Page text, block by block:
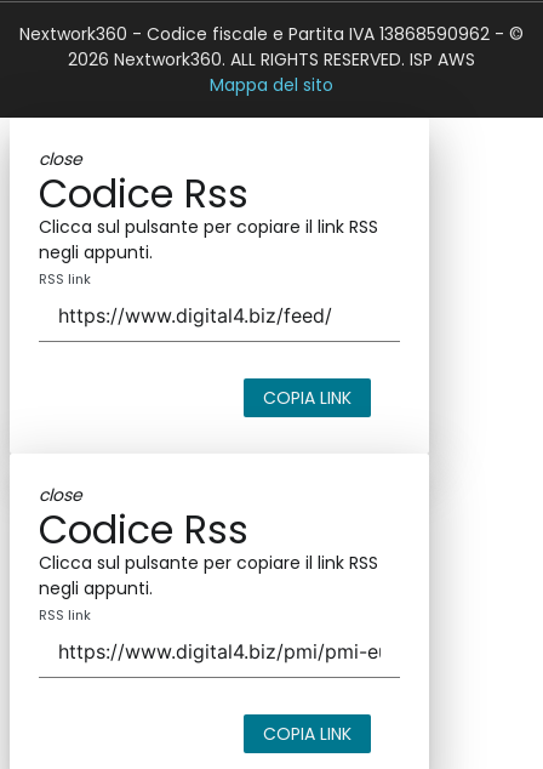
Nextwork360 - Codice fiscale e Partita IVA 13868590962 - ©
2026 Nextwork360. ALL RIGHTS RESERVED. ISP AWS
Mappa del sito
close
Codice Rss
Clicca sul pulsante per copiare il link RSS
negli appunti.
RSS link
COPIA LINK
close
Codice Rss
Clicca sul pulsante per copiare il link RSS
negli appunti.
RSS link
COPIA LINK